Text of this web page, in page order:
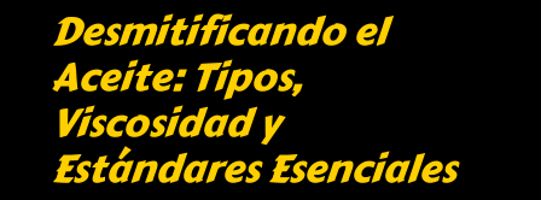
Desmitificando el
Aceite: Tipos,
Viscosidad y
Estándares Esenciales